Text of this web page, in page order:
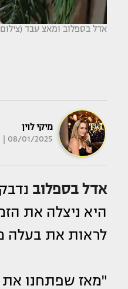
אדל בספלוב ומאצ עבד
מיקי לוין
08/01/2025 | 18:50
אדל בספלוב
היא ניצלה את
לראות את בעלה
"מאז שפתחנו את